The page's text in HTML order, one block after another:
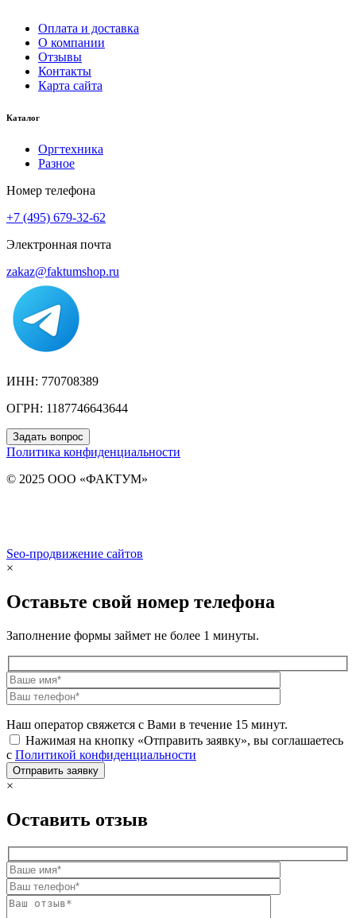
Оплата и доставка
О компании
Отзывы
Контакты
Карта сайта
Каталог
Оргтехника
Разное
Номер телефона
+7 (495) 679-32-62
Электронная почта
zakaz@faktumshop.ru
ИНН: 770708389
ОГРН: 1187746643644
Задать вопрос
Политика конфиденциальности
© 2025 ООО «ФАКТУМ»
Seo-продвижение сайтов
×
Оставьте свой номер телефона
Заполнение формы займет не более 1 минуты.
Наш оператор свяжется с Вами в течение 15 минут.
Нажимая на кнопку «Отправить заявку», вы соглашаетесь
с Политикой конфиденциальности
×
Оставить отзыв